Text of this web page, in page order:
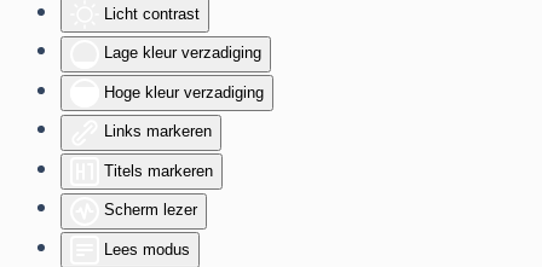
Licht contrast
Lage kleur verzadiging
Hoge kleur verzadiging
Links markeren
Titels markeren
Scherm lezer
Lees modus